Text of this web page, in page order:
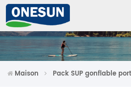
Maison Pack SUP gonflable